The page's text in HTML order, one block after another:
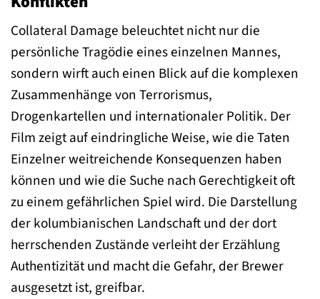
Collateral Damage beleuchtet nicht nur die
persönliche Tragödie eines einzelnen Mannes,
sondern wirft auch einen Blick auf die komplexen
Zusammenhänge von Terrorismus,
Drogenkartellen und internationaler Politik. Der
Film zeigt auf eindringliche Weise, wie die Taten
Einzelner weitreichende Konsequenzen haben
können und wie die Suche nach Gerechtigkeit oft
zu einem gefährlichen Spiel wird. Die Darstellung
der kolumbianischen Landschaft und der dort
herrschenden Zustände verleiht der Erzählung
Authentizität und macht die Gefahr, der Brewer
ausgesetzt ist, greifbar.